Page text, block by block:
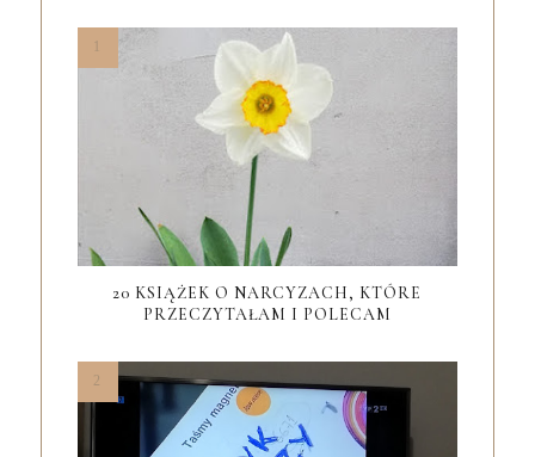
20 KSIĄŻEK O NARCYZACH, KTÓRE
PRZECZYTAŁAM I POLECAM